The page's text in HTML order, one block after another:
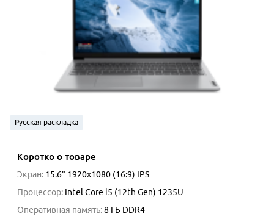
Русская раскладка
Коротко о товаре
Экран: 15.6" 1920x1080 (16:9) IPS
Процессор: Intel Core i5 (12th Gen) 1235U
Оперативная память:8 ГБ DDR4